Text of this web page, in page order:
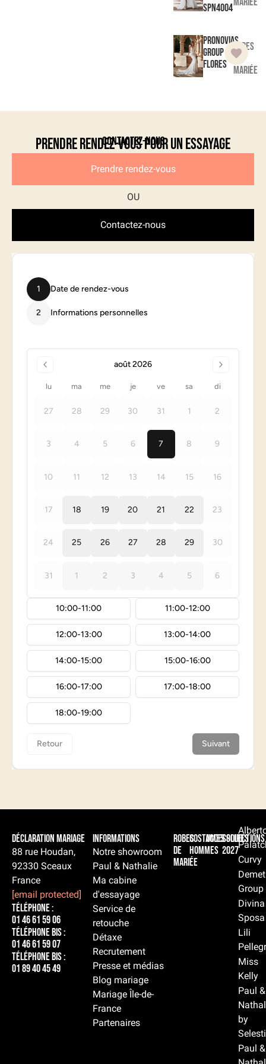
SPN4004
Pronovias
Group
Flores
Robes
de
mariée
Contactez-nous
Prendre rendez-vous pour un essayage
Prendre rendez-vous
Contactez-nous
Déclaration Mariage
88 rue Houdan,
92330 Sceaux
France
[email protected]
Téléphone :
01 46 61 59 06
Téléphone BIS :
01 46 61 59 07
Téléphone BIS :
01 89 40 45 49
Informations
Notre showroom
Paul & Nathalie
Ma cabine
d'essayage
Service de
retouche
Détaxe
Recrutement
Presse et médias
Blog mariage
Mariage Île-de-
France
Partenaires
Robes
de
mariée
Costumes
hommes
Accessoires
Collections
2027
Curvy
Group
Divina
Sposa
Lili
Miss
Kelly
Paul &
by
Paul &